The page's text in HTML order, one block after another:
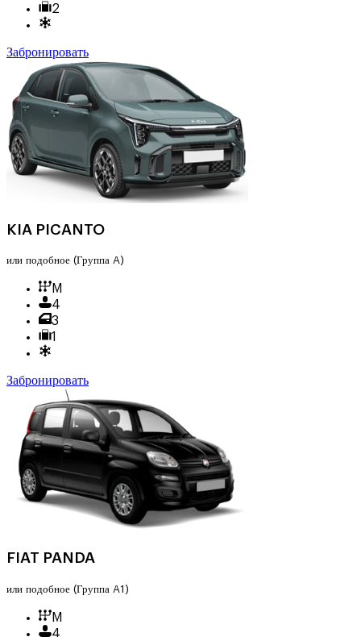
2
Забронировать
KIA PICANTO
или подобное (Группа A)
M
4
3
1
Забронировать
FIAT PANDA
или подобное (Группа A1)
M
4